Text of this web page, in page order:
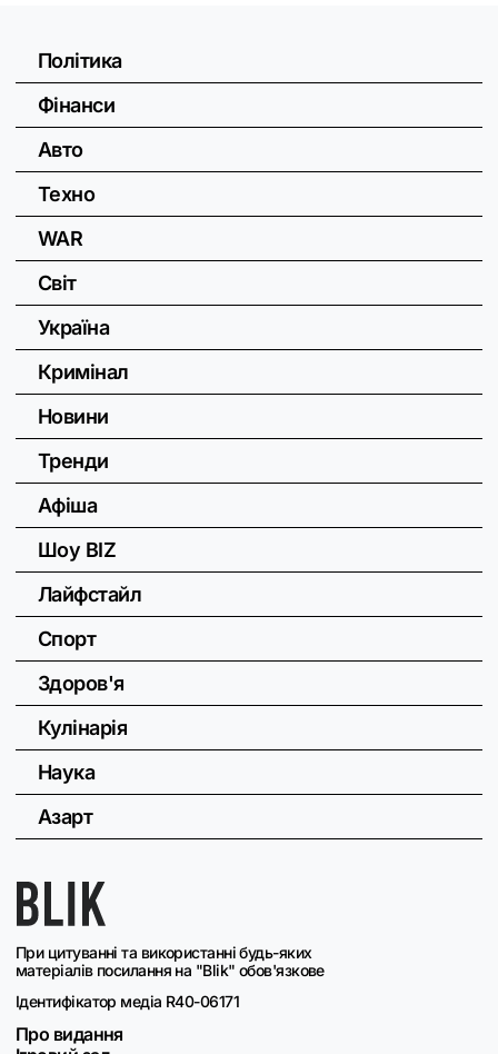
При цитуванні та використанні будь-яких
матеріалів посилання на "Blik" обов'язкове
Ідентифікатор медіа R40-06171
Про видання
Політика
Фінанси
Авто
Техно
WAR
Світ
Україна
Кримінал
Новини
Тренди
Афіша
Шоу BIZ
Лайфстайл
Спорт
Здоров'я
Кулінарія
Наука
Азарт